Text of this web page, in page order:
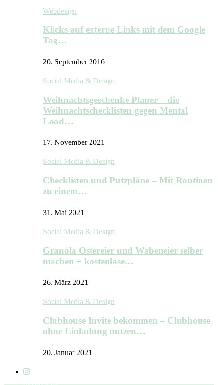
Webdesign
Klicks auf externe Links mit dem Google
Tag…
20. September 2016
Social Media & Design
Weihnachtsgeschenke Planer – die
Weihnachtschecklisten gegen Mental
Load…
17. November 2021
Social Media & Design
Checklisten und Putzpläne – Mit Routinen
zu einem…
31. Mai 2021
Social Media & Design
Granola Ostereier und Wabeneier selber
machen + kostenlose…
26. März 2021
Social Media & Design
Clubhouse Invite bekommen – Clubhouse
ohne Einladung nutzen…
20. Januar 2021